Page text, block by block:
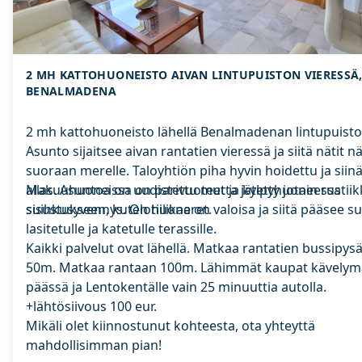
2 MH KATTOHUONEISTO AIVAN LINTUPUISTON VIERESSÄ,
BENALMADENA
2 mh kattohuoneisto lähellä Benalmadenan
Asunto sijaitsee aivan rantatien vieressä ja siitä nätit
suoraan merelle. Taloyhtiön piha hyvin hoidettu ja
allas. Asuntoa on uudistettu mutta jätetty jotain
sisustukseen, kuten tiilikaaret.
Makuuhuoneissa on parivuoteet ja kylpyhuoneessa
suihkusyvennys. Olohuone on valoisa ja siitä pääsee
lasitetulle ja katetulle terassille.
Kaikki palvelut ovat lähellä. Matkaa rantatien
50m. Matkaa rantaan 100m. Lähimmät kaupat
päässä ja Lentokentälle vain 25 minuuttia autolla.
+lähtösiivous 100 eur.
Mikäli olet kiinnostunut kohteesta, ota yhteyttä
mahdollisimman pian!